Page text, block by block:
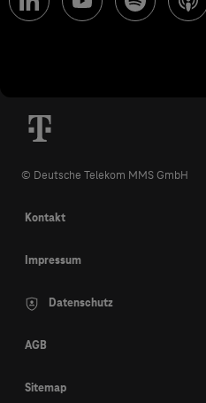
© Deutsche Telekom MMS GmbH
Kontakt
Impressum
Datenschutz
AGB
Sitemap